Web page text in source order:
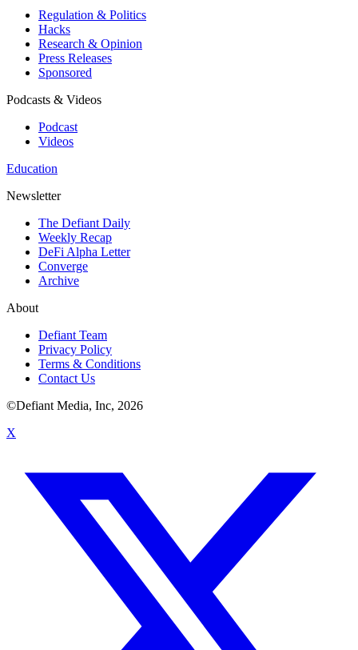
Regulation & Politics
Hacks
Research & Opinion
Press Releases
Sponsored
Podcasts & Videos
Podcast
Videos
Education
Newsletter
The Defiant Daily
Weekly Recap
DeFi Alpha Letter
Converge
Archive
About
Defiant Team
Privacy Policy
Terms & Conditions
Contact Us
©Defiant Media, Inc, 2026
X